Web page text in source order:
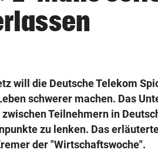
will die Deutsche Telekom
schwerer machen. Das
Teilnehmern in
zu lenken. Das
der "Wirtschaftswoche".